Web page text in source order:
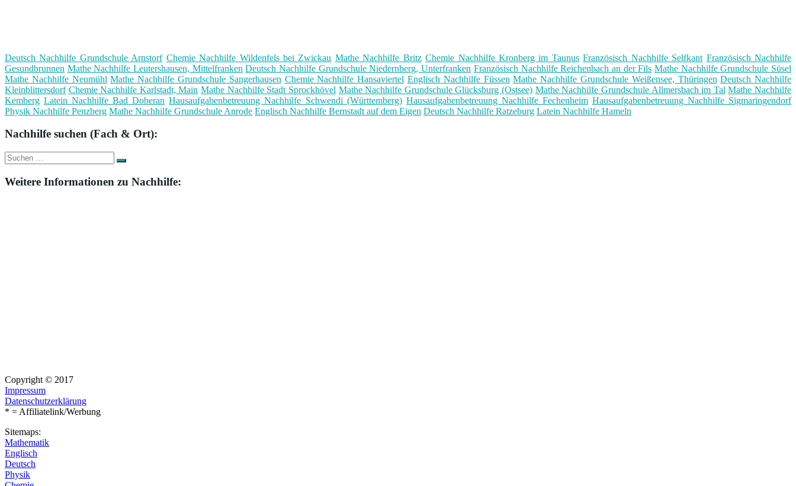
Deutsch Nachhilfe Grundschule Arnstorf Chemie Nachhilfe Wildenfels bei Zwickau Mathe Nachhilfe Britz Chemie Nachhilfe Kronberg im Taunus Französisch Nachhilfe Selfkant Französisch Nachhilfe
Gesundbrunnen Mathe Nachhilfe Leutershausen, Mittelfranken Deutsch Nachhilfe Grundschule Niedernberg, Unterfranken Französisch Nachhilfe Reichenbach an der Fils Mathe Nachhilfe Grundschule Süsel
Mathe Nachhilfe Neumühl Mathe Nachhilfe Grundschule Sangerhausen Chemie Nachhilfe Hansaviertel Englisch Nachhilfe Füssen Mathe Nachhilfe Grundschule Weißensee, Thüringen Deutsch Nachhilfe
Kleinblittersdorf Chemie Nachhilfe Karlstadt, Main Mathe Nachhilfe Stadt Sprockhövel Mathe Nachhilfe Grundschule Glücksburg (Ostsee) Mathe Nachhilfe Grundschule Allmersbach im Tal Mathe Nachhilfe
Kemberg Latein Nachhilfe Bad Doberan Hausaufgabenbetreuung Nachhilfe Schwendi (Württemberg) Hausaufgabenbetreuung Nachhilfe Fechenheim Hausaufgabenbetreuung Nachhilfe Sigmaringendorf
Physik Nachhilfe Penzberg Mathe Nachhilfe Grundschule Anrode Englisch Nachhilfe Bernstadt auf dem Eigen Deutsch Nachhilfe Ratzeburg Latein Nachhilfe Hameln
Nachhilfe suchen (Fach & Ort):
Suche
nach:
Suchen
Weitere Informationen zu Nachhilfe:
Copyright © 2017
Impressum
Datenschutzerklärung
* = Affiliatelink/Werbung
Sitemaps:
Mathematik
Englisch
Deutsch
Physik